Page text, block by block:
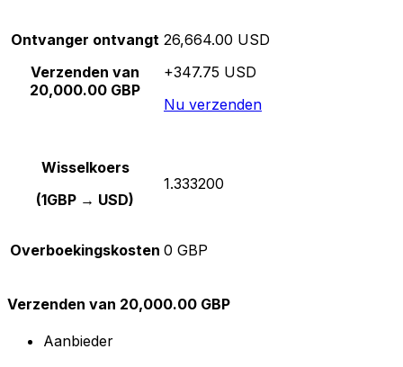
Ontvanger ontvangt
Verzenden van
20,000.00 GBP
26,664.00 USD
+347.75 USD
Nu verzenden
Wisselkoers
(1GBP → USD)
1.333200
Overboekingskosten 0 GBP
Verzenden van 20,000.00 GBP
Aanbieder